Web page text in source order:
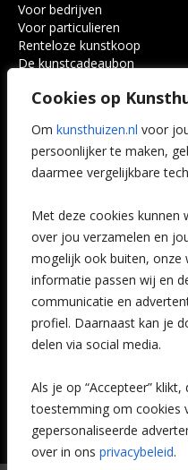
Cookies op
Om kunsthuizen.nl voor
persoonlijker te maken,
daarmee vergelijkbare
Met deze cookies kunnen
over jou verzamelen en
mogelijk ook buiten, onze
informatie passen wij en
communicatie en
profiel. Daarnaast kan je
delen via social media.
Als je op “Accepteer”
toestemming om cookies
gepersonaliseerde
over in ons privacybeleid.
Voor bedrijven
Voor particulieren
Renteloze kunstkoop
De kunstcadeaubon
Voordelen
Veelgestelde vragen
CONTACT
Leiden
Amsterdam
Breda
Favorieten
Mijn art alert
NIEUWSBRIEF